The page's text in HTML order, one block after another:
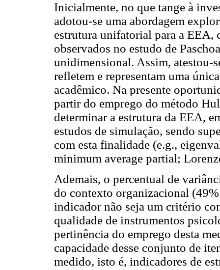
Inicialmente, no que tange à
adotou-se uma abordagem
estrutura unifatorial para a EEA,
observados no estudo de
unidimensional. Assim, atestou-
refletem e representam uma
acadêmico. Na presente
partir do emprego do método
determinar a estrutura da EEA,
estudos de simulação, sendo
com esta finalidade (e.g.,
minimum average partial;
Ademais, o percentual de
do contexto organizacional
indicador não seja um critério
qualidade de instrumentos
pertinência do emprego desta
capacidade desse conjunto de
medido, isto é, indicadores de